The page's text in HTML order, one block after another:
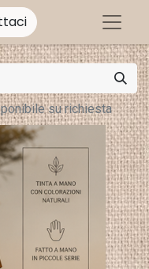
su richiesta